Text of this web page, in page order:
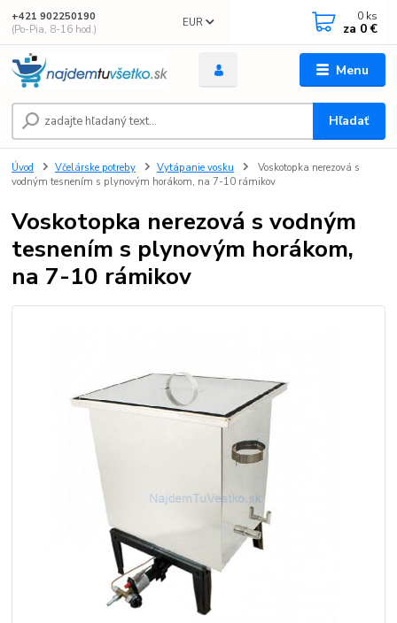
Menu
EUR
Hľadať
+421 902250190
(Po-Pia, 8-16 hod.)
0 ks
za 0 €
Úvod Včelárske potreby Vytápanie vosku
Voskotopka nerezová s
vodným tesnením s plynovým horákom, na 7-10 rámikov
Voskotopka nerezová s vodným
tesnením s plynovým horákom,
na 7-10 rámikov